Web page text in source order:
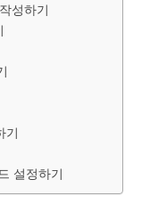
성하기
기
설정하기